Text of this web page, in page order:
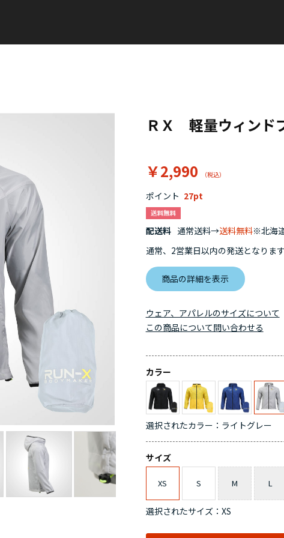
ＲＸ 軽量ウィンド
￥2,990
ポイント 27
配送料 通常送料→送料無料※北海
通常、2営業日以内の発送となりま
商品の詳細を表示
ウェア、アパレルのサイズについて
カラー
選択されたカラー：ライトグレー
サイズ
XS S M L
選択されたサイズ：XS
この商品について問い合わせる